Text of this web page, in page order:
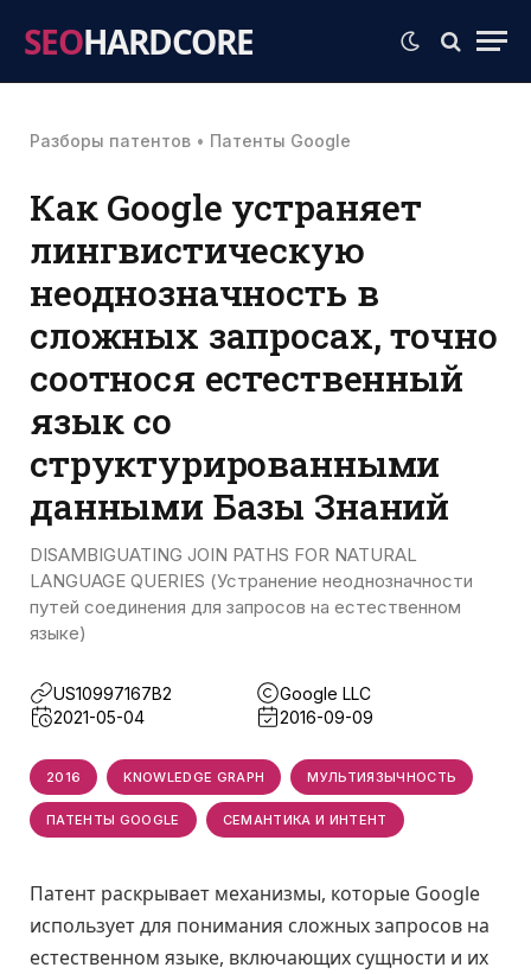
SEOHARDCORE
Разборы патентов • Патенты Google
Как Google устраняет
лингвистическую
неоднозначность в
сложных запросах, точно
соотнося естественный
язык со
структурированными
данными Базы Знаний
DISAMBIGUATING JOIN PATHS FOR NATURAL
LANGUAGE QUERIES (Устранение неоднозначности
путей соединения для запросов на естественном
языке)
US10997167B2
Google LLC
2021-05-04
2016-09-09
2016 KNOWLEDGE GRAPH МУЛЬТИЯЗЫЧНОСТЬ
ПАТЕНТЫ GOOGLE СЕМАНТИКА И ИНТЕНТ
Патент раскрывает механизмы, которые Google
использует для понимания сложных запросов на
естественном языке, включающих сущности и их